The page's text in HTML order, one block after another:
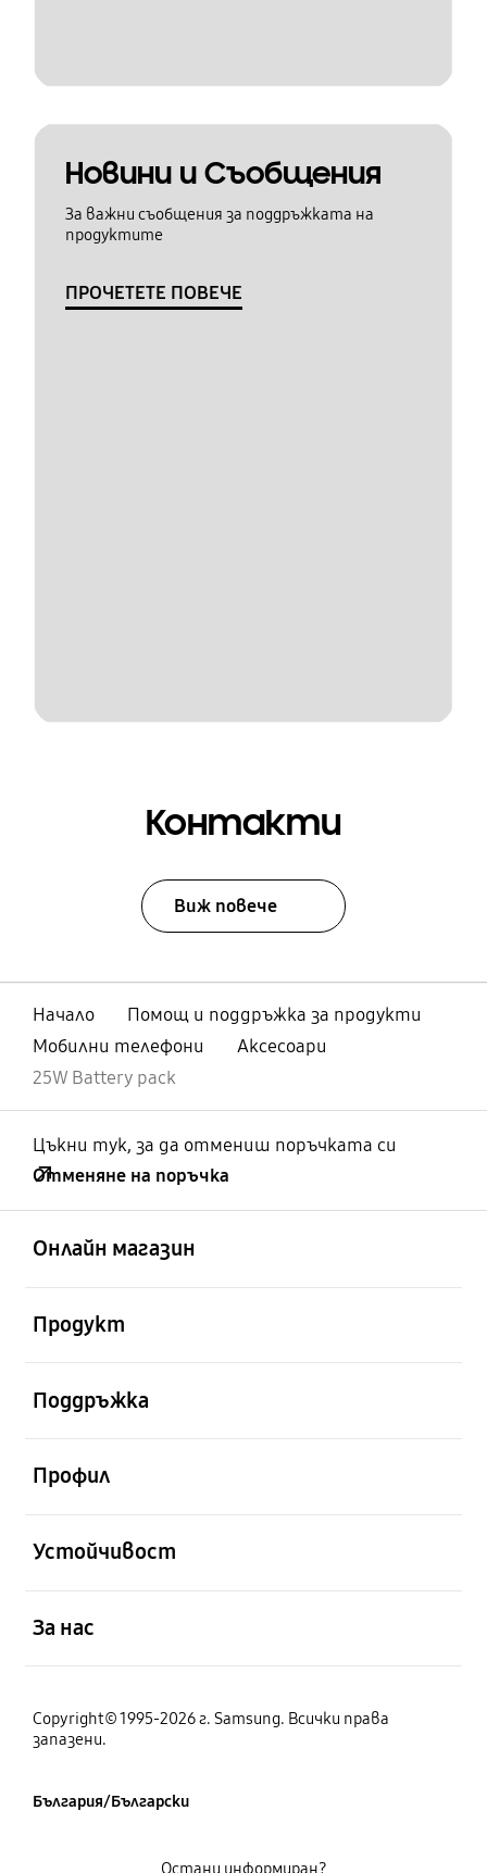
Новини и Съобщения
За важни съобщения за поддръжката на
продуктите
ПРОЧЕТЕТЕ ПОВЕЧЕ
Контакти
Виж повече
Начало
Помощ и поддръжка за продукти
Мобилни телефони
Аксесоари
25W Battery pack
Цъкни тук, за да отмениш поръчката си
Отменяне на поръчка
Онлайн магазин
Продукт
Поддръжка
Профил
Устойчивост
За нас
Copyright© 1995-2026 г. Samsung. Всички права
запазени.
България/Български
Остани информиран?